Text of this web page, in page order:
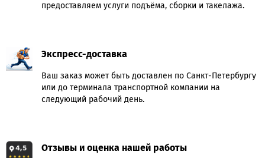
предоставляем услуги подъёма, сборки и такелажа.
Экспресс-доставка
Ваш заказ может быть доставлен по Санкт-Петербургу
или до терминала транспортной компании на
следующий рабочий день.
Отзывы и оценка нашей работы